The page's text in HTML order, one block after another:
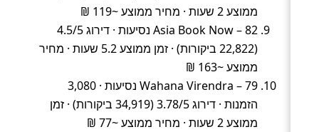
ממוצע 2 שעות · מחיר ממוצע ~119 ₪
Asia Book Now – 82 נסיעות · דירוג 4.5/5
(22,822 ביקורות) · זמן ממוצע 5.2 שעות · מחיר
ממוצע ~163 ₪
Wahana Virendra – 79 נסיעות · 3,080
הזמנות · דירוג 3.78/5 (34,919 ביקורות) · זמן
ממוצע 2 שעות · מחיר ממוצע ~77 ₪